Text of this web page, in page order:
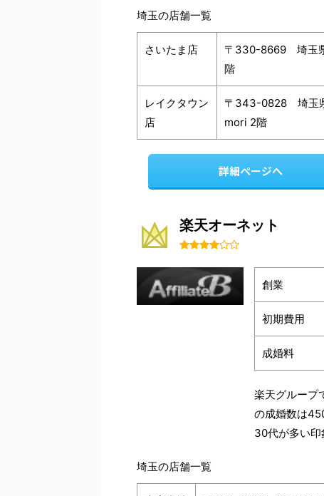
埼玉の店舗一覧
さいたま店
〒330-8669 埼玉県
階
レイクタウン
店
〒343-0828 埼玉県
mori 2階
詳細ページへ
楽天オーネット
創業
初期費用
成婚料
楽天グループ
の成婚数は
30代が多い印
埼玉の店舗一覧